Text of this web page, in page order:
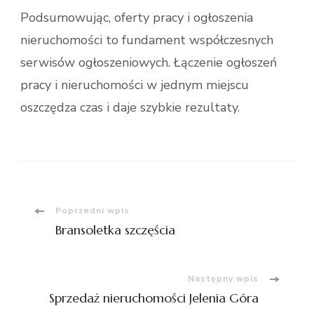
Podsumowując, oferty pracy i ogłoszenia
nieruchomości to fundament współczesnych
serwisów ogłoszeniowych. Łączenie ogłoszeń
pracy i nieruchomości w jednym miejscu
oszczędza czas i daje szybkie rezultaty.
Nawigacja
Poprzedni wpis
Bransoletka szczęścia
Następny wpis
Sprzedaż nieruchomości Jelenia Góra